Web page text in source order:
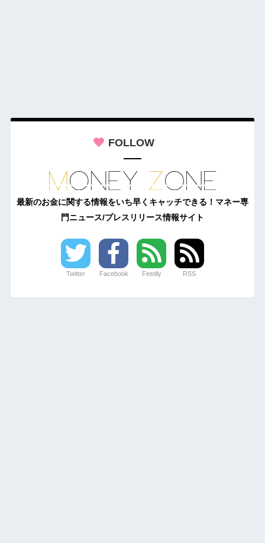
FOLLOW
最新のお金に関する情報をいち早くキャッチできる！マネー専
門ニュース/プレスリリース情報サイト
Twitter Facebook Feedly RSS